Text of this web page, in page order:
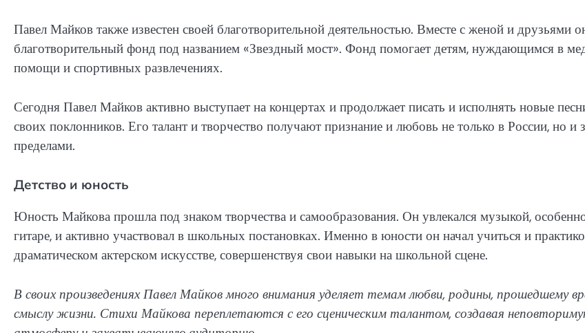
Павел Майков также известен своей благотворительной деятельностью. Вместе с женой и друзьями
благотворительный фонд под названием «Звездный мост». Фонд помогает детям, нуждающимся в
помощи и спортивных развлечениях.
Сегодня Павел Майков активно выступает на концертах и продолжает писать и исполнять новые
своих поклонников. Его талант и творчество получают признание и любовь не только в России, но и
пределами.
Детство и юность
Юность Майкова прошла под знаком творчества и самообразования. Он увлекался музыкой,
гитаре, и активно участвовал в школьных постановках. Именно в юности он начал учиться и
драматическом актерском искусстве, совершенствуя свои навыки на школьной сцене.
В своих произведениях Павел Майков много внимания уделяет темам любви, родины, прошедшему
смыслу жизни. Стихи Майкова переплетаются с его сценическим талантом, создавая